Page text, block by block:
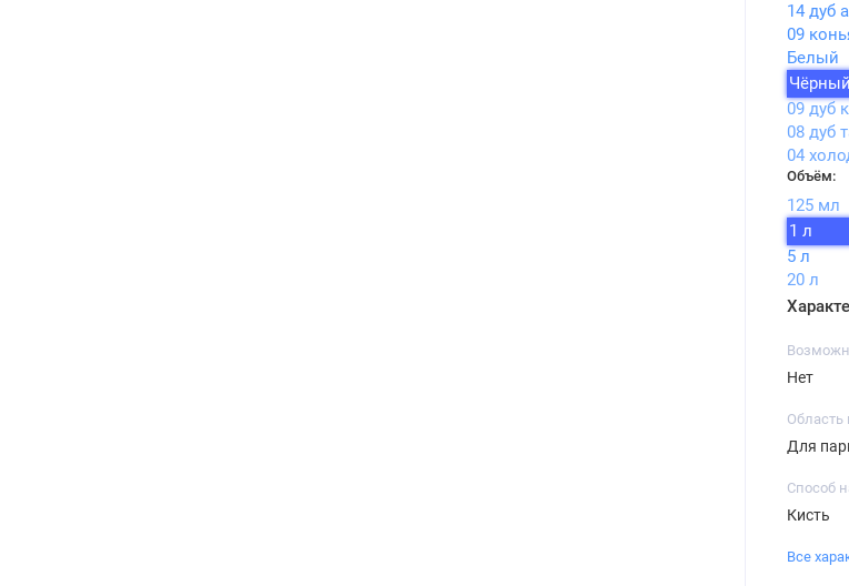
14 дуб
09
Белый
Чёрный
09 дуб
08 дуб
04
Объём:
125 мл
1 л
5 л
20 л
Нет
Область
Для
Способ
Кисть
Все